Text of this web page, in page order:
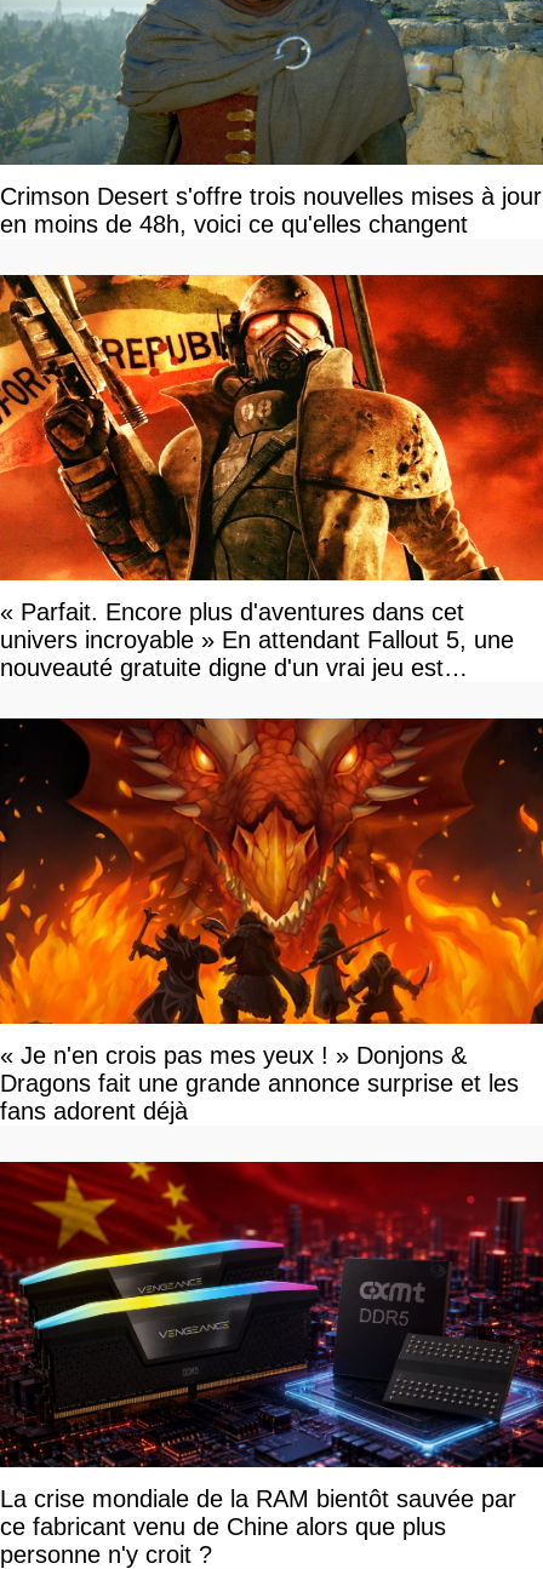
Crimson Desert s'offre trois nouvelles mises à jour
en moins de 48h, voici ce qu'elles changent
« Parfait. Encore plus d'aventures dans cet
univers incroyable » En attendant Fallout 5, une
nouveauté gratuite digne d'un vrai jeu est
« Je n'en crois pas mes yeux ! » Donjons &
Dragons fait une grande annonce surprise et les
fans adorent déjà
La crise mondiale de la RAM bientôt sauvée par
ce fabricant venu de Chine alors que plus
personne n'y croit ?